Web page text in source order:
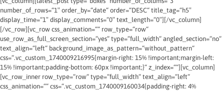
number_of_rows=“1″ order_by=“date“ order=“DESC“ title_tag=“h5″
display_time=“1″ display_comments=“0″ text_length=“0″][/vc_column]
[/vc_row][vc_row css_animation=““ row_type=“row“
use_row_as_full_screen_section=“yes“ type=“full_width“ angled_section=“no“
text_align=“left“ background_image_as_pattern=“without_pattern“
css=“.vc_custom_1740009216995{margin-right: 15% !important;margin-left:
15% !important;padding-bottom: 60px !important;}“ z_index=““][vc_column]
[vc_row_inner row_type=“row“ type=“full_width“ text_align=“left“
css_animation=““ css=“.vc_custom_1740009160034{padding-right: 4%